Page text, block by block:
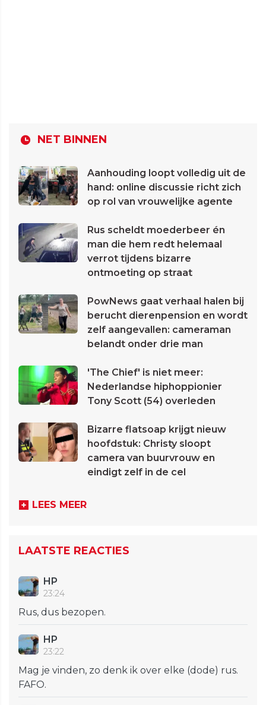
NET BINNEN
Aanhouding loopt volledig uit de
hand: online discussie richt zich
op rol van vrouwelijke agente
Rus scheldt moederbeer én
man die hem redt helemaal
verrot tijdens bizarre
ontmoeting op straat
PowNews gaat verhaal halen bij
berucht dierenpension en wordt
zelf aangevallen: cameraman
belandt onder drie man
'The Chief' is niet meer:
Nederlandse hiphoppionier
Tony Scott (54) overleden
Bizarre flatsoap krijgt nieuw
hoofdstuk: Christy sloopt
camera van buurvrouw en
eindigt zelf in de cel
LEES MEER
LAATSTE REACTIES
HP
23:24
Rus, dus bezopen.
HP
23:22
Mag je vinden, zo denk ik over elke (dode) rus.
FAFO.